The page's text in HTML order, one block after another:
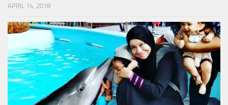
APRIL 14, 2018